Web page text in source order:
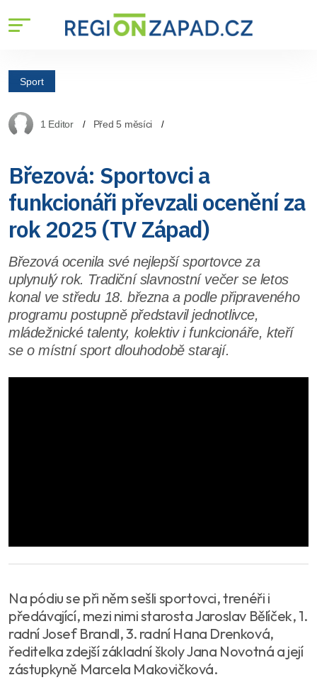
Sport
1 Editor Před 5 měsíci
Březová: Sportovci a
funkcionáři převzali ocenění za
rok 2025 (TV Západ)
Březová ocenila své nejlepší sportovce za
uplynulý rok. Tradiční slavnostní večer se letos
konal ve středu 18. března a podle připraveného
programu postupně představil jednotlivce,
mládežnické talenty, kolektiv i funkcionáře, kteří
se o místní sport dlouhodobě starají.
Na pódiu se při něm sešli sportovci, trenéři i
předávající, mezi nimi starosta Jaroslav Bělíček, 1.
radní Josef Brandl, 3. radní Hana Drenková,
ředitelka zdejší základní školy Jana Novotná a její
zástupkyně Marcela Makovičková.